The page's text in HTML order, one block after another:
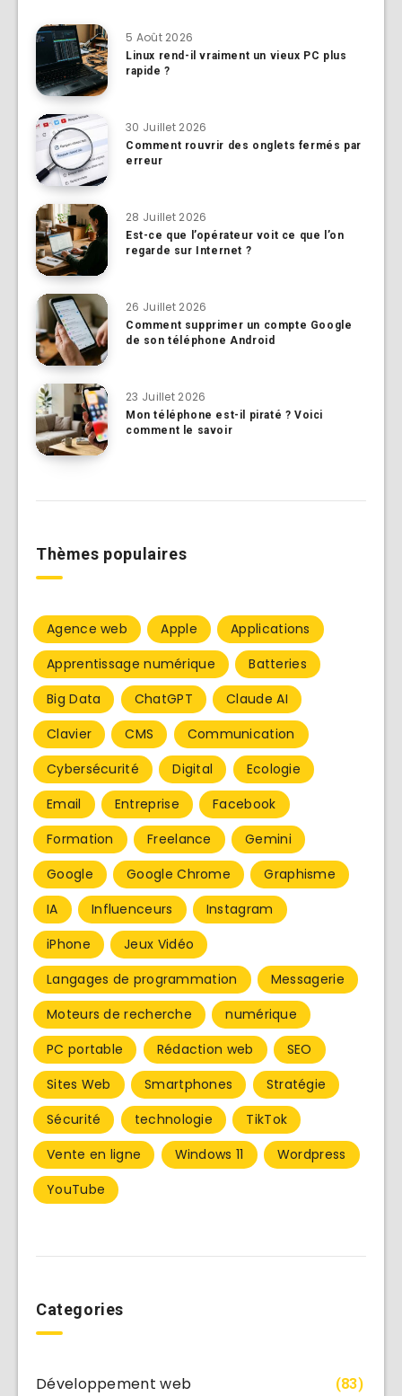
5 Août 2026
Linux rend-il vraiment un vieux PC plus
rapide ?
30 Juillet 2026
Comment rouvrir des onglets fermés par
erreur
28 Juillet 2026
Est-ce que l’opérateur voit ce que l’on
regarde sur Internet ?
26 Juillet 2026
Comment supprimer un compte Google
de son téléphone Android
23 Juillet 2026
Mon téléphone est-il piraté ? Voici
comment le savoir
Thèmes populaires
Agence web Apple
Applications
Apprentissage numérique
Batteries
Big Data
ChatGPT
Claude AI
Clavier
CMS
Communication
Cybersécurité
Digital
Ecologie
Email
Entreprise
Facebook
Formation
Freelance
Gemini
Google
Google Chrome
Graphisme
IA
Influenceurs
Instagram
iPhone
Jeux Vidéo
Langages de programmation
Messagerie
Moteurs de recherche
numérique
PC portable
Rédaction web
SEO
Sites Web
Smartphones
Stratégie
Sécurité
technologie
TikTok
Vente en ligne
Windows 11
Wordpress
YouTube
Categories
Développement web (83)